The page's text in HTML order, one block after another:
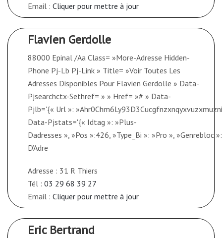
Email : Cliquer pour mettre à jour
Flavien Gerdolle
88000 Epinal /Aa Class= »More-Adresse Hidden-
Phone Pj-Lb Pj-Link » Title= »Voir Toutes Les
Adresses Disponibles Pour Flavien Gerdolle » Data-
Pjsearchctx-Sethref= » » Href= »# » Data-
Pjlb='{« Url »:
Data-Pjstats='{« Idtag »: »Plus-
Dadresses », »Pos »:426, »Type_Bi »: »Pro », »Genrebloc
D’Adre
Adresse : 31 R Thiers
Tél : 03 29 68 39 27
Email : Cliquer pour mettre à jour
Eric Bertrand